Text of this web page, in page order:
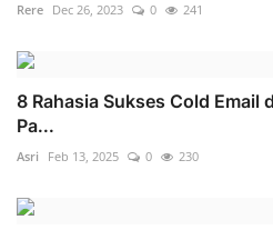
Rere Dec 26, 2023 0 241
8 Rahasia Sukses Cold Email
Pa...
Asri Feb 13, 2025 0 230